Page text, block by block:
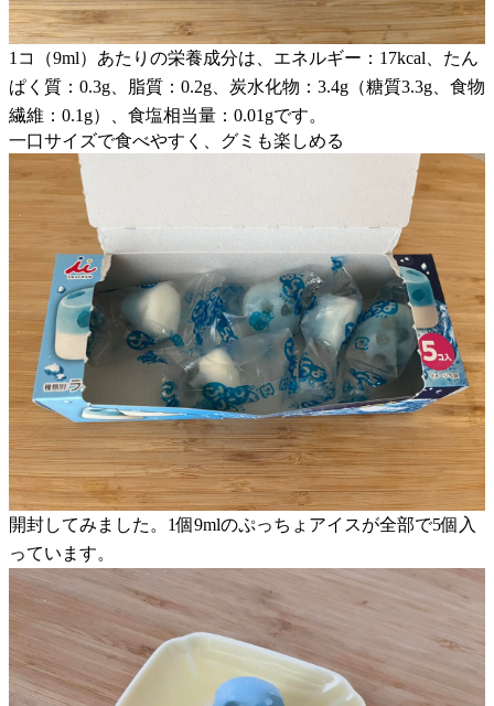
1コ（9ml）あたりの栄養成分は、エネルギー：17kcal、たん
ぱく質：0.3g、脂質：0.2g、炭水化物：3.4g（糖質3.3g、食物
繊維：0.1g）、食塩相当量：0.01gです。
一口サイズで食べやすく、グミも楽しめる
開封してみました。1個9mlのぷっちょアイスが全部で5個入
っています。